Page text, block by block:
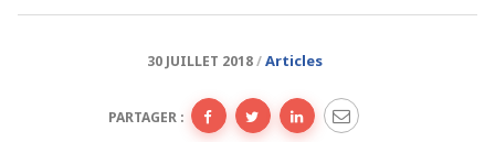
30 JUILLET 2018 Articles
PARTAGER :